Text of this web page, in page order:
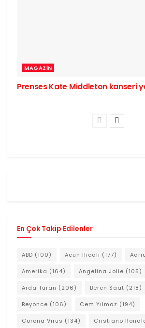
MAGAZIN
Prenses Kate Middleton kanseri
En Çok Takip Edilenler
ABD (100) Acun Ilıcalı (177)
Amerika (164) Angelina Jolie (105)
Arda Turan (206) Beren Saat (218)
Beyonce (106) Cem Yılmaz (194)
Corona Virüs (134) Cristiano